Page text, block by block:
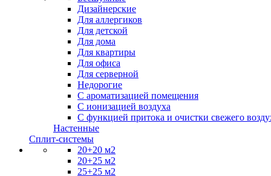
Дизайнерские
Для аллергиков
Для детской
Для дома
Для квартиры
Для офиса
Для серверной
Недорогие
С ароматизацией помещения
С ионизацией воздуха
С функцией притока и очистки свежего
Настенные
Сплит-системы
20+20 м2
20+25 м2
25+25 м2